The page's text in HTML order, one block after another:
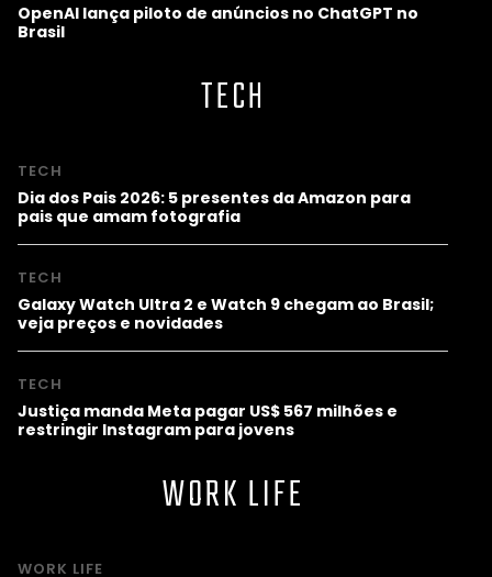
OpenAI lança piloto de anúncios no ChatGPT no
Brasil
TECH
TECH
Dia dos Pais 2026: 5 presentes da Amazon para
pais que amam fotografia
TECH
Galaxy Watch Ultra 2 e Watch 9 chegam ao Brasil;
veja preços e novidades
TECH
Justiça manda Meta pagar US$ 567 milhões e
restringir Instagram para jovens
WORK LIFE
WORK LIFE